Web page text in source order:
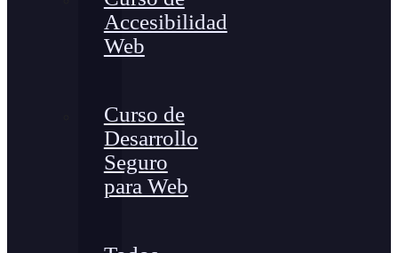
Accesibilidad
Web
Curso de
Desarrollo
Seguro
para Web